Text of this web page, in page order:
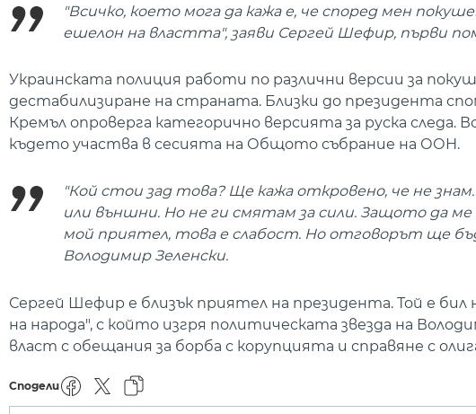
"Всичко, което мога да кажа е, че според мен
ешелон на властта", заяви Сергей Шефир, първи
Украинската полиция работи по различни версии за
дестабилизиране на страната. Близки до президента
Кремъл опроверга категорично версията за руска
където участва в сесията на Общото събрание на ООН.
"Кой стои зад това? Ще кажа откровено, че не
или външни. Но не ги смятам за сили. Защото да
мой приятел, това е слабост. Но отговорът ще
Володимир Зеленски.
Сергей Шефир е близък приятел на президента. Той е бил
на народа", с който изгря политическата звезда на
власт с обещания за борба с корупцията и справяне с
Сподели